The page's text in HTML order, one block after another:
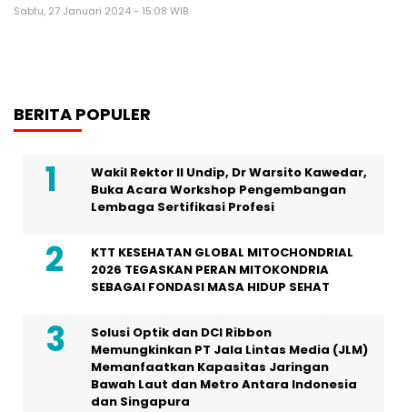
Sabtu, 27 Januari 2024 - 15:08 WIB
BERITA POPULER
Wakil Rektor II Undip, Dr Warsito Kawedar,
Buka Acara Workshop Pengembangan
Lembaga Sertifikasi Profesi
KTT KESEHATAN GLOBAL MITOCHONDRIAL
2026 TEGASKAN PERAN MITOKONDRIA
SEBAGAI FONDASI MASA HIDUP SEHAT
Solusi Optik dan DCI Ribbon
Memungkinkan PT Jala Lintas Media (JLM)
Memanfaatkan Kapasitas Jaringan
Bawah Laut dan Metro Antara Indonesia
dan Singapura